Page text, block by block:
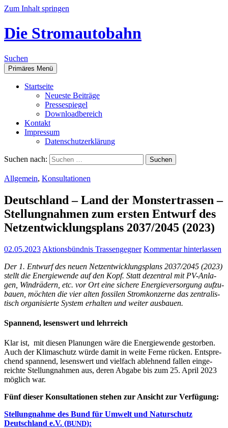
Zum Inhalt springen
Die Stromautobahn
Suchen
Primäres Menü
Start­sei­te
Neu­es­te Beiträge
Pres­se­spie­gel
Down­load­be­reich
Kon­takt
Impres­sum
Daten­schutz­er­klä­rung
Suchen nach:
Allgemein, Konsultationen
Deutsch­land – Land der Mons­ter­tras­sen –
Stel­lung­nah­men zum ers­ten Ent­wurf des
Netz­ent­wick­lungs­plans 2037/2045 (2023)
02.05.2023 Aktionsbündnis Trassengegner Kommentar hinterlassen
Der 1. Ent­wurf des neu­en Netz­ent­wick­lungs­plans 2037/2045 (2023)
stellt die Ener­gie­wen­de auf den Kopf. Statt dezen­tral mit PV-Anla­
gen, Wind­rä­dern, etc. vor Ort eine siche­re Ener­gie­ver­sor­gung auf­zu­
bau­en, möch­ten die vier alten fos­si­len Strom­kon­zer­ne das zen­tra­lis­
tisch orga­ni­sier­te Sys­tem erhal­ten und wei­ter ausbauen.
Span­nend, lesens­wert und lehrreich
Klar ist, mit die­sen Pla­nun­gen wäre die Ener­gie­wen­de gestor­ben.
Auch der Kli­ma­schutz wür­de damit in wei­te Fer­ne rücken. Ent­spre­
chend span­nend, lesens­wert und viel­fach ableh­nend fal­len ein­ge­
reich­te Stel­lung­nah­men aus, deren Abga­be bis zum 25. April 2023
mög­lich war.
Fünf die­ser Kon­sul­ta­tio­nen ste­hen zur Ansicht zur Verfügung:
Stel­lung­nah­me des Bund für Umwelt und Natur­schutz
Deutsch­land e.V. (BUND):